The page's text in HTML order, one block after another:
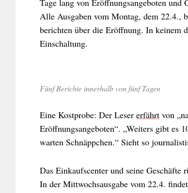
Tage lang von Eröffnungsangeboten und
Alle Ausgaben vom Montag, dem 22.4.,
berichten über die Eröffnung. In keinem
Einschaltung.
Fünf Berichte innerhalb von fünf Tagen
Eine Kostprobe: Der Leser erfährt von
Eröffnungsangeboten“. „Weiters gibt es
warten Schnäppchen.“ Sieht so
Das Einkaufscenter und seine
In der Mittwochsausgabe vom 22.4.